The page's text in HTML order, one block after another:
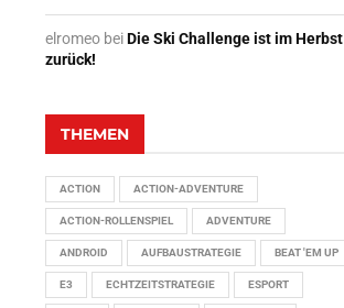
elromeo beiDie Ski Challenge ist im Herbst
zurück!
THEMEN
ACTION ACTION-ADVENTURE
ACTION-ROLLENSPIEL ADVENTURE
ANDROID AUFBAUSTRATEGIE BEAT 'EM UP
E3 ECHTZEITSTRATEGIE ESPORT